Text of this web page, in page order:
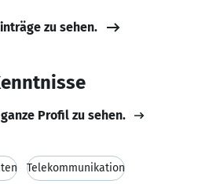
zu sehen.
Profil zu sehen.
Telekommunikation